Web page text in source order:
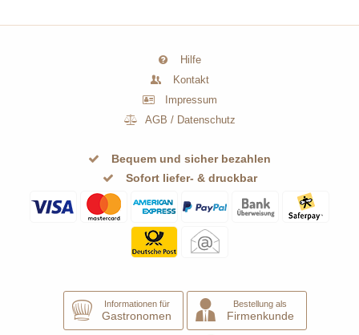
Hilfe
Kontakt
Impressum
AGB / Datenschutz
Bequem und sicher bezahlen
Sofort liefer- & druckbar
Informationen für
Gastronomen
Bestellung als
Firmenkunde